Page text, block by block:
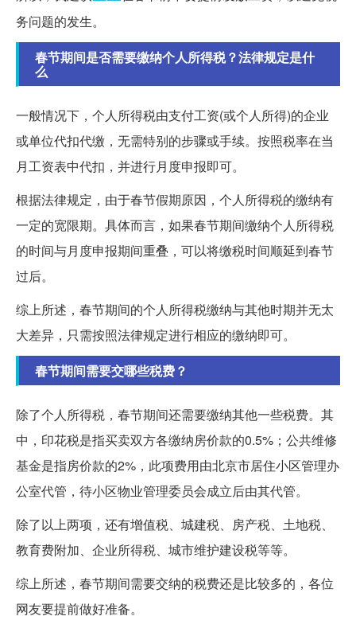
务问题的发生。
春节期间是否需要缴纳个人所得税？法律规定是什
么
一般情况下，个人所得税由支付工资(或个人所得)的企业
或单位代扣代缴，无需特别的步骤或手续。按照税率在当
月工资表中代扣，并进行月度申报即可。
根据法律规定，由于春节假期原因，个人所得税的缴纳有
一定的宽限期。具体而言，如果春节期间缴纳个人所得税
的时间与月度申报期间重叠，可以将缴税时间顺延到春节
过后。
综上所述，春节期间的个人所得税缴纳与其他时期并无太
大差异，只需按照法律规定进行相应的缴纳即可。
春节期间需要交哪些税费？
除了个人所得税，春节期间还需要缴纳其他一些税费。其
中，印花税是指买卖双方各缴纳房价款的0.5%；公共维修
基金是指房价款的2%，此项费用由北京市居住小区管理办
公室代管，待小区物业管理委员会成立后由其代管。
除了以上两项，还有增值税、城建税、房产税、土地税、
教育费附加、企业所得税、城市维护建设税等等。
综上所述，春节期间需要交纳的税费还是比较多的，各位
网友要提前做好准备。